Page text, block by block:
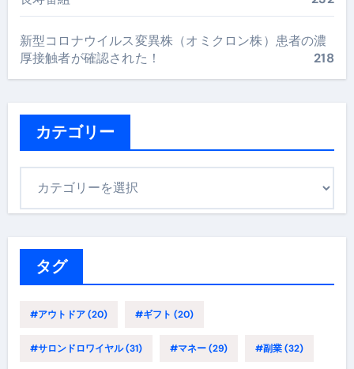
新型コロナウイルス変異株（オミクロン株）患者の濃
厚接触者が確認された！
218
カテゴリー
タグ
#アウトドア(20) #ギフト (20)
#サロンドロワイヤル(31) #マネー(29) #副業(32)